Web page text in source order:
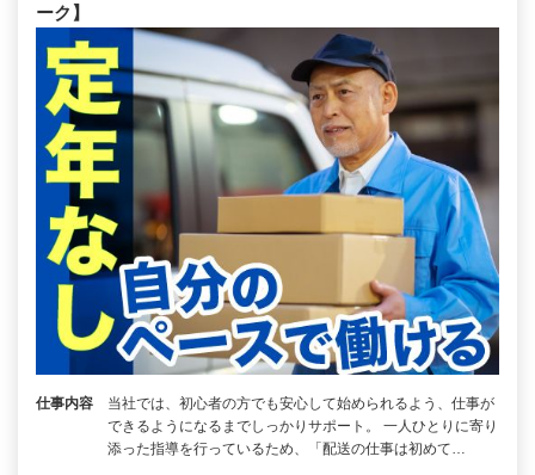
ーク】
仕事内容
当社では、初心者の方でも安心して始められるよう、仕事が
できるようになるまでしっかりサポート。 一人ひとりに寄り
添った指導を行っているため、「配送の仕事は初めて…